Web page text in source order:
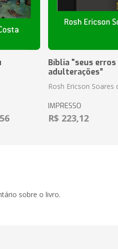
Bíblia "seus erros
adulterações”
Rosh Ericson Soares
IMPRESSO
R$ 223,12
sobre o livro.